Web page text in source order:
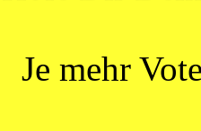
Je mehr